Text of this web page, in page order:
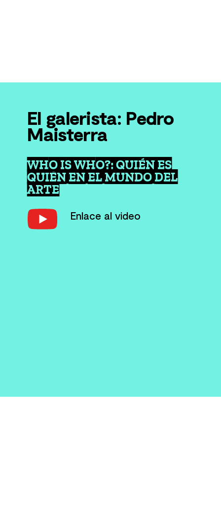
El galerista: Pedro
Maisterra
WHO IS WHO?: QUIÉN ES
QUIÉN EN EL MUNDO DEL
ARTE
Enlace al video